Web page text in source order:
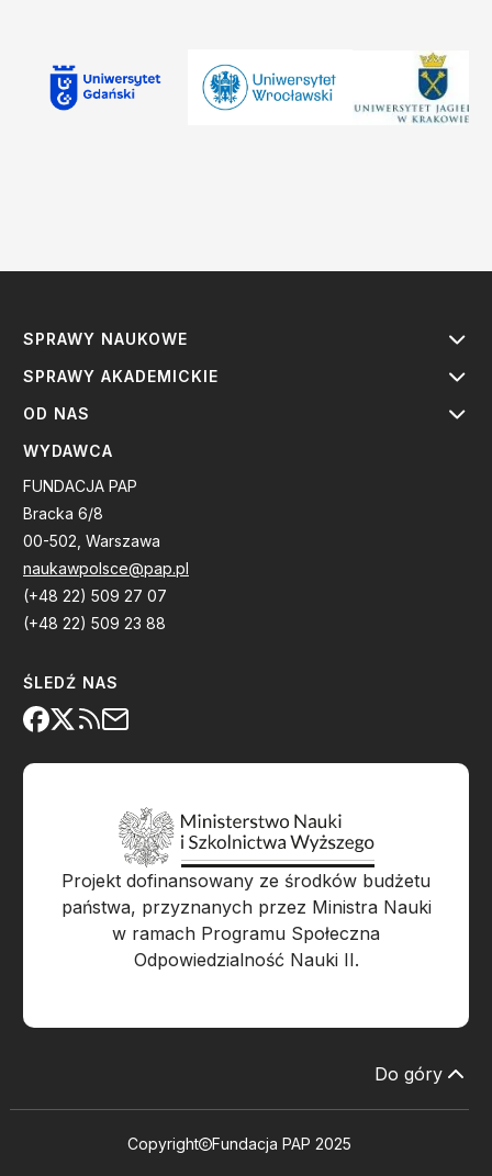
SPRAWY NAUKOWE
SPRAWY AKADEMICKIE
OD NAS
WYDAWCA
FUNDACJA PAP
Bracka 6/8
00-502, Warszawa
naukawpolsce@pap.pl
(+48 22) 509 27 07
(+48 22) 509 23 88
ŚLEDŹ NAS
Projekt dofinansowany ze środków budżetu
państwa, przyznanych przez Ministra Nauki
w ramach Programu Społeczna
Odpowiedzialność Nauki II.
Do góry
Copyright Fundacja PAP 2025